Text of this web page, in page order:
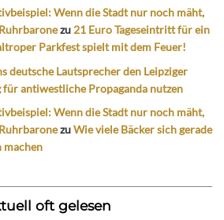
Wenn die Stadt nur noch mäht,
zu 21 Euro Tageseintritt für ein
Parkfest spielt mit dem Feuer!
deutsche Lautsprecher den Leipziger
für antiwestliche Propaganda nutzen
Wenn die Stadt nur noch mäht,
zuWie viele Bäcker sich gerade
machen
oft gelesen